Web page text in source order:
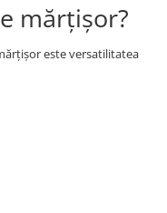
mărțișor?
este versatilitatea